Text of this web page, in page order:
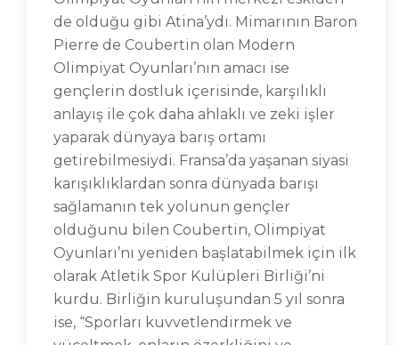
de olduğu gibi Atina’ydı. Mimarının Baron
Pierre de Coubertin olan Modern
Olimpiyat Oyunları’nın amacı ise
gençlerin dostluk içerisinde, karşılıklı
anlayış ile çok daha ahlaklı ve zeki işler
yaparak dünyaya barış ortamı
getirebilmesiydi. Fransa’da yaşanan siyasi
karışıklıklardan sonra dünyada barışı
sağlamanın tek yolunun gençler
olduğunu bilen Coubertin, Olimpiyat
Oyunları’nı yeniden başlatabilmek için ilk
olarak Atletik Spor Kulüpleri Birliği’ni
kurdu. Birliğin kuruluşundan 5 yıl sonra
ise, “Sporları kuvvetlendirmek ve